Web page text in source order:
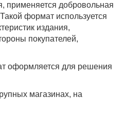
применяется добровольная
формат используется
издания,
покупателей,
оформляется для решения
магазинах, на